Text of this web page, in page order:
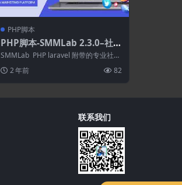
PHP脚本
PHP脚本-SMMLab 2.3.0–社交
媒体营销SMM平台
SMMLab PHP laravel 附带的专业社交
2 年前 82
联系我们
购买